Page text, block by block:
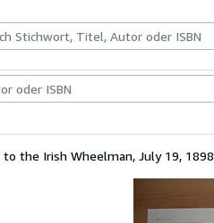
& Sammlerstücke
the Irish Wheelman, July 19, 1898